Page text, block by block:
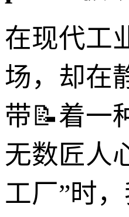
在现代工
场，却在
带📝着一
无数匠人
工厂”时